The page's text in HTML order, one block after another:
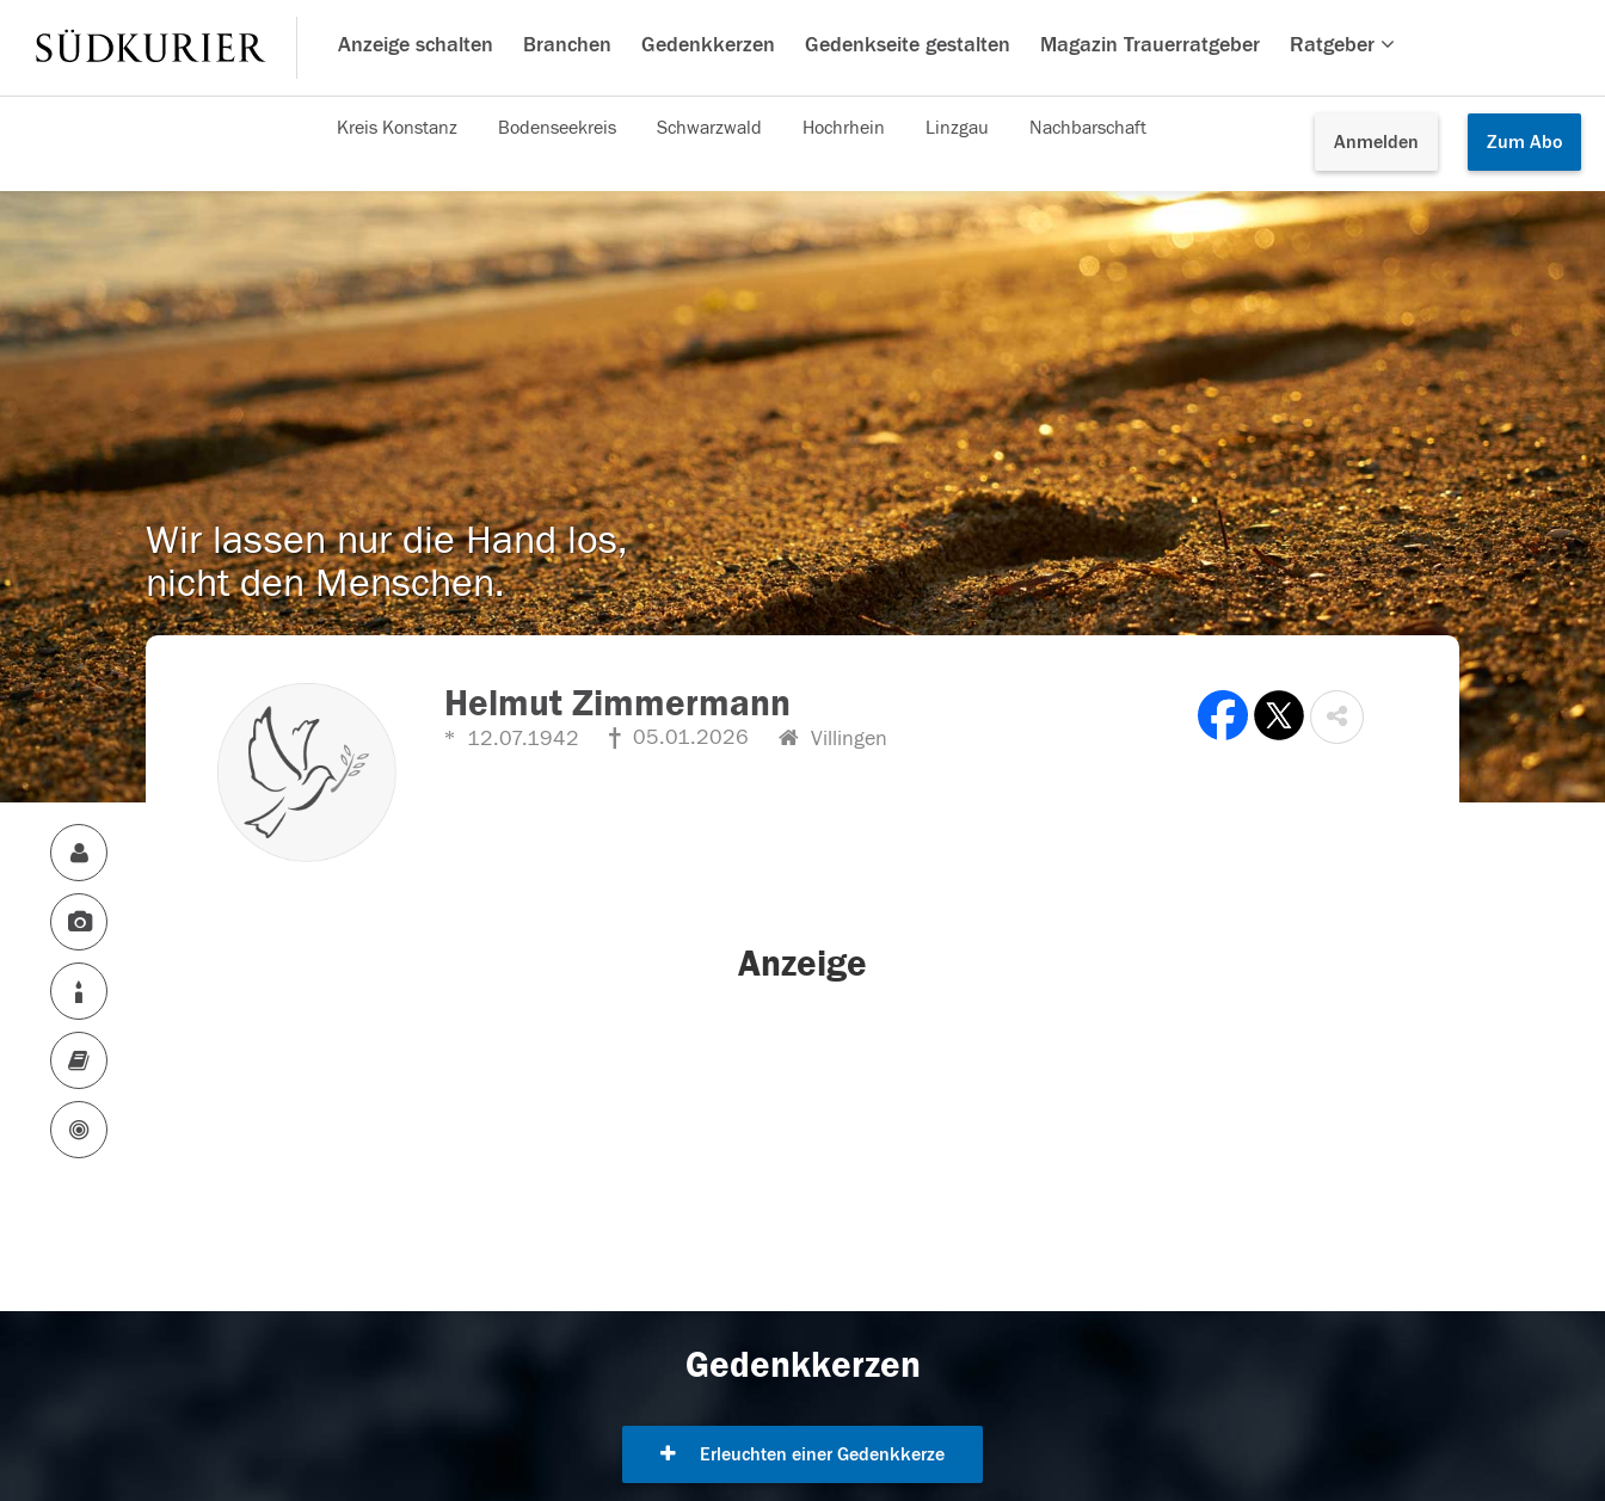
Anzeige schalten Branchen Gedenkkerzen Gedenkseite gestalten Magazin Trauerratgeber Ratgeber
Anmelden Zum Abo
Kreis Konstanz Bodenseekreis Schwarzwald Hochrhein Linzgau Nachbarschaft
Wir lassen nur die Hand los,
nicht den Menschen.
Helmut Zimmermann
12.07.1942 05.01.2026 Villingen
Anzeige
Gedenkkerzen
Erleuchten einer Gedenkkerze